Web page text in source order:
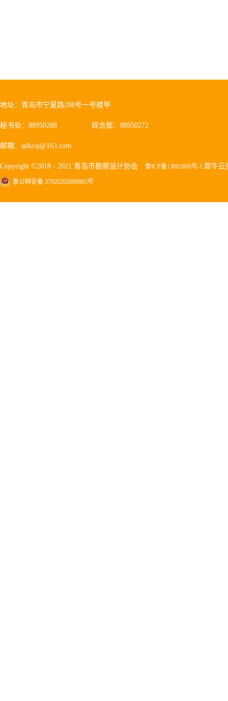
地址：青岛市宁夏路288号一号楼甲
秘书处：88950288 综合部：88950272
邮箱：qdkcsj@163.com
Copyright ©2018 - 2021 青岛市勘察设计协会 鲁ICP备13002669号-1 犀牛云
鲁公网安备 37020202000065号